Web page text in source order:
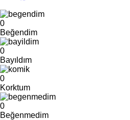
0
Beğendim
0
Bayıldım
0
Korktum
0
Beğenmedim